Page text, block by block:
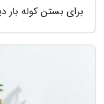
برای بستن کوله بار